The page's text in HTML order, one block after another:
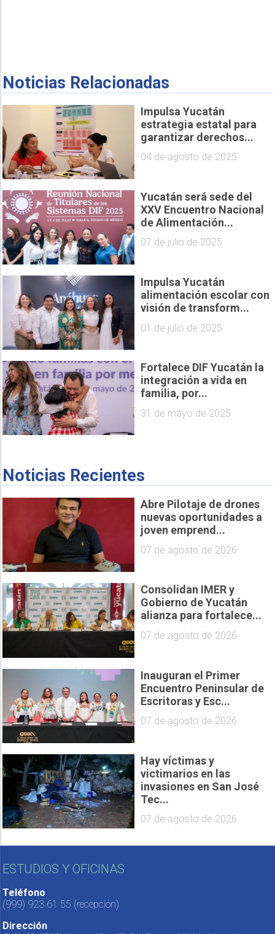
Noticias Relacionadas
Impulsa Yucatán
estrategia estatal para
garantizar derechos...
04 de agosto de 2025
Yucatán será sede del
XXV Encuentro Nacional
de Alimentación...
07 de julio de 2025
Impulsa Yucatán
alimentación escolar con
visión de transform...
01 de julio de 2025
Fortalece DIF Yucatán la
integración a vida en
familia, por...
31 de mayo de 2025
Noticias Recientes
Abre Pilotaje de drones
nuevas oportunidades a
joven emprend...
07 de agosto de 2026
Consolidan IMER y
Gobierno de Yucatán
alianza para fortalece...
07 de agosto de 2026
Inauguran el Primer
Encuentro Peninsular de
Escritoras y Esc...
07 de agosto de 2026
Hay víctimas y
victimarios en las
invasiones en San José
Tec...
07 de agosto de 2026
ESTUDIOS Y OFICINAS
Teléfono
(999) 923 61 55 (recepción)
Dirección